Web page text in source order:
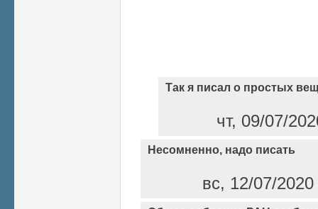
Так я писал о простых
чт, 09/07/
Несомненно, надо писать
вс, 12/07/